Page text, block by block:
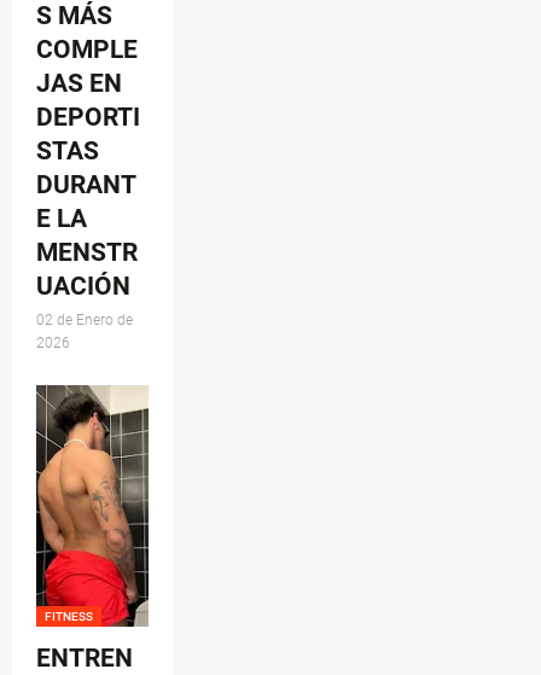
S MÁS
COMPLE
JAS EN
DEPORTI
STAS
DURANT
E LA
MENSTR
UACIÓN
02 de Enero de
2026
FITNESS
ENTREN